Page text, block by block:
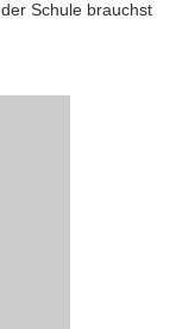
Schule brauchst